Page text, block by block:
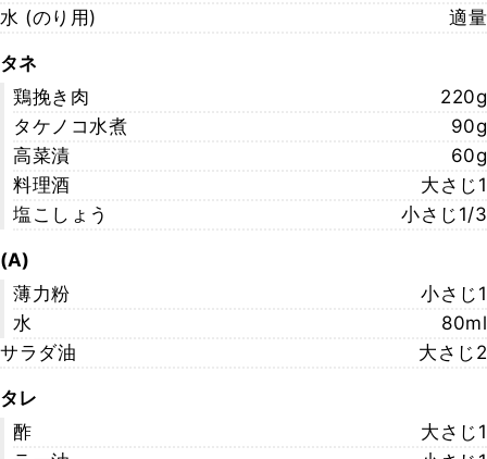
水 (のり用)
適量
タネ
鶏挽き肉
220g
タケノコ水煮
90g
高菜漬
60g
料理酒
大さじ1
塩こしょう
小さじ1/3
(A)
薄力粉
小さじ1
水
80ml
サラダ油
大さじ2
タレ
酢
大さじ1